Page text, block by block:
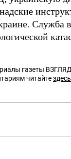
Служба
газеты
читайтездесь